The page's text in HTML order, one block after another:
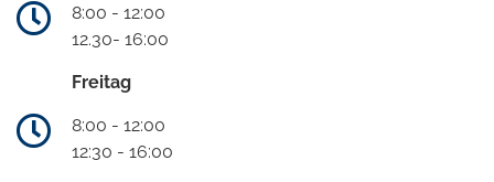
8:00 - 12:00
12.30- 16:00
Freitag
8:00 - 12:00
12:30 - 16:00